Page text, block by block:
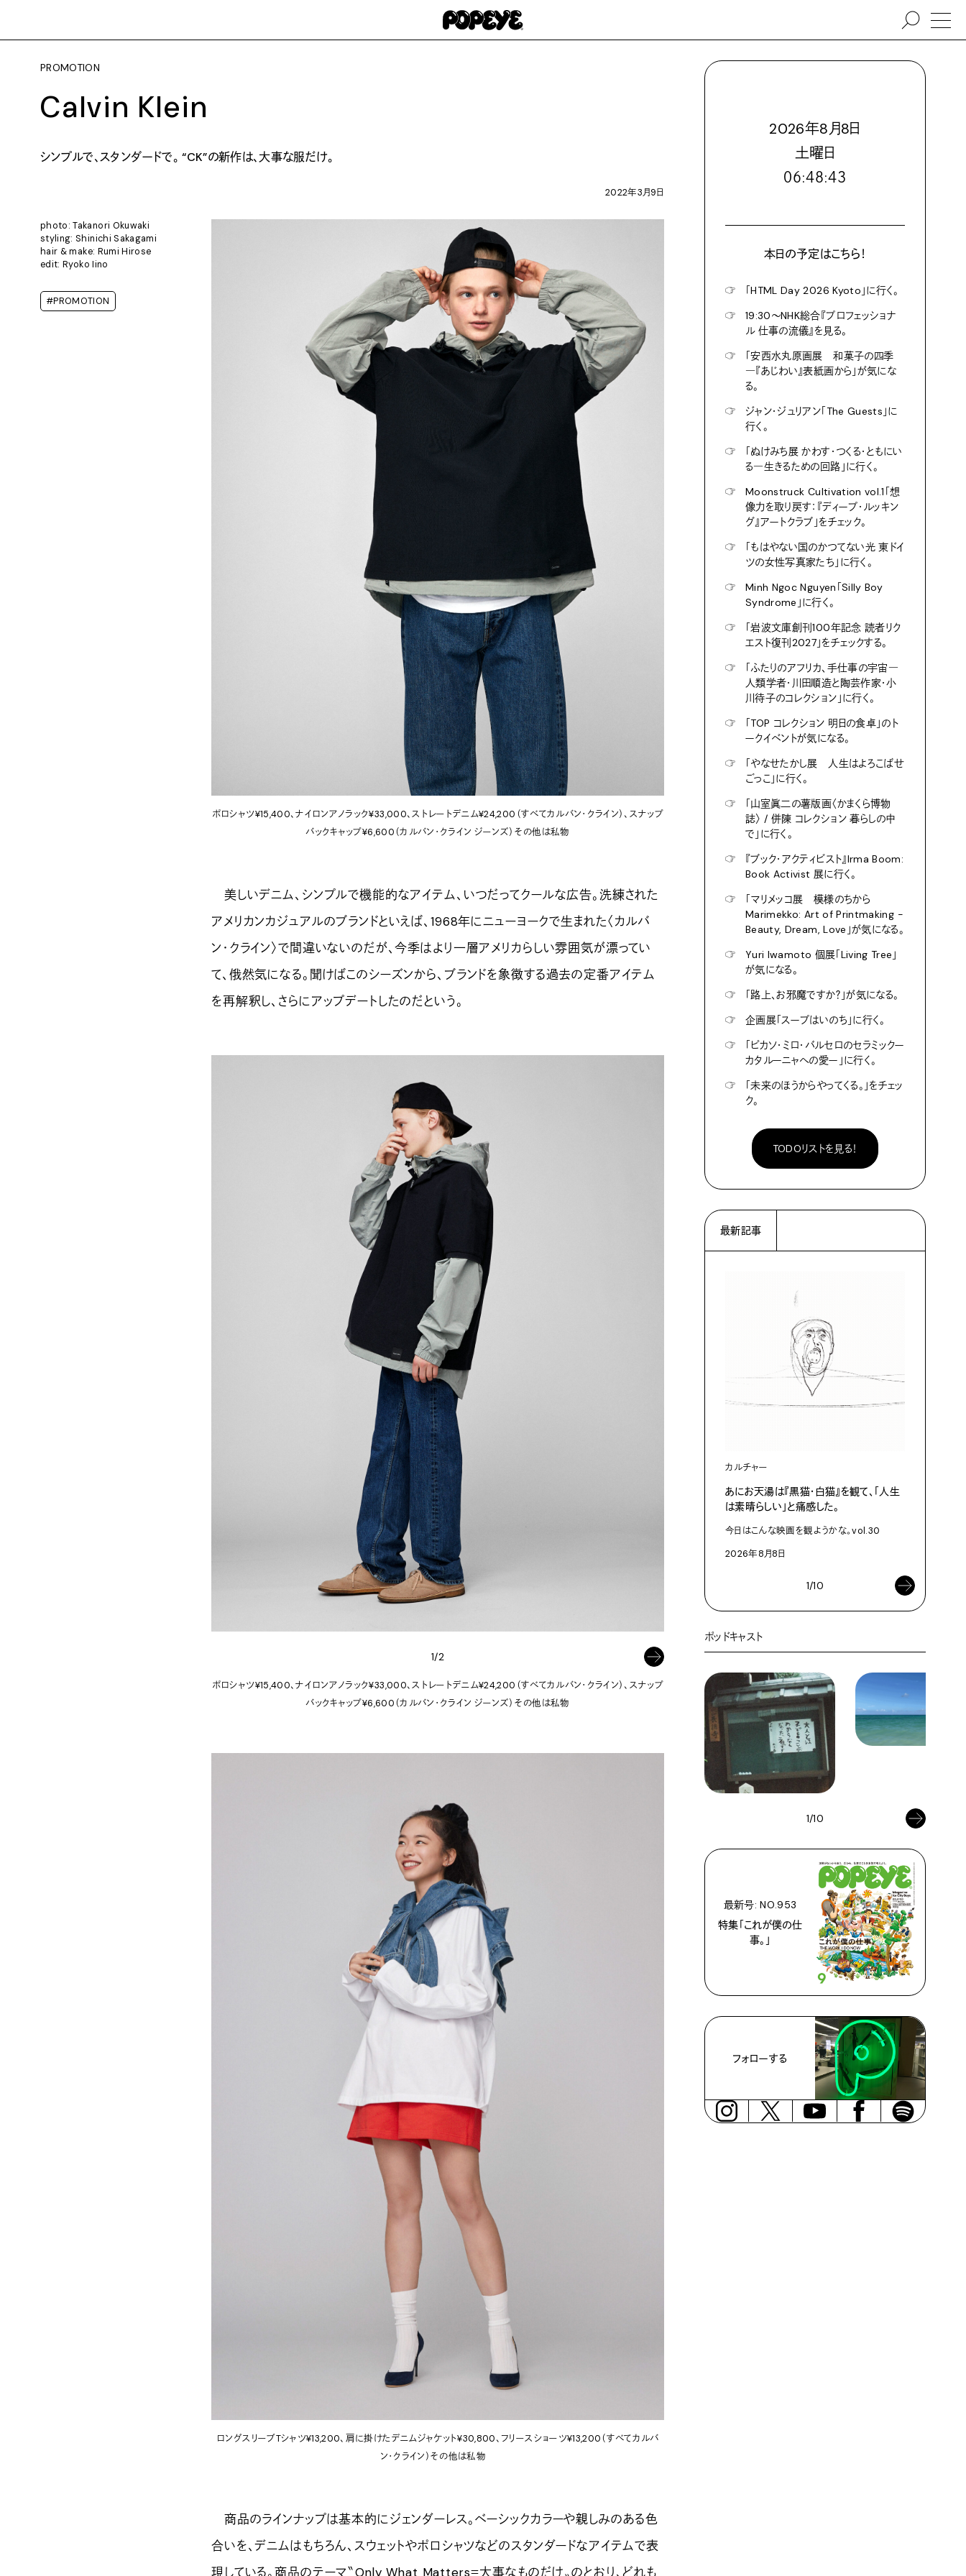
PROMOTION
Calvin Klein
シンプルで、スタンダードで。 “CK”の新作は、大事な服だけ。
2022年3月9日
photo: Takanori Okuwaki
styling: Shinichi Sakagami
hair & make: Rumi Hirose
edit: Ryoko Iino
#PROMOTION
ポロシャツ¥15,400、ナイロンアノラック¥33,000、ストレートデニム¥24,200（すべてカルバン・クライン）、スナップ
バックキャップ¥6,600（カルバン・クライン ジーンズ）その他は私物
美しいデニム、シンプルで機能的なアイテム、いつだってクールな広告。洗練された
アメリカンカジュアルのブランドといえば、1968年にニューヨークで生まれた〈カルバ
ン・クライン〉で間違いないのだが、今季はより一層アメリカらしい雰囲気が漂ってい
て、俄然気になる。聞けばこのシーズンから、ブランドを象徴する過去の定番アイテム
を再解釈し、さらにアップデートしたのだという。
1/2
ポロシャツ¥15,400、ナイロンアノラック¥33,000、ストレートデニム¥24,200（すべてカルバン・クライン）、スナップ
バックキャップ¥6,600（カルバン・クライン ジーンズ）その他は私物
ロングスリーブTシャツ¥13,200、肩に掛けたデニムジャケット¥30,800、フリースショーツ¥13,200（すべてカルバ
ン・クライン）その他は私物
商品のラインナップは基本的にジェンダーレス。ベーシックカラーや親しみのある色
合いを、デニムはもちろん、スウェットやポロシャツなどのスタンダードなアイテムで表
現している。商品のテーマ〝Only What Matters＝大事なものだけ〟のとおり、どれも
2026年8月8日
土曜日
０６:４８:４５
本日の予定はこちら！
☞
「HTML Day 2026 Kyoto」に行く。
☞
19:30〜NHK総合『プロフェッショナ
ル 仕事の流儀』を見る。
☞
「安西水丸原画展 和菓子の四季
―『あじわい』表紙画から」が気にな
る。
☞
ジャン・ジュリアン「The Guests」に
行く。
☞
「ぬけみち展 かわす・つくる・ともにい
る―生きるための回路」に行く。
☞
Moonstruck Cultivation vol.1「想
像力を取り戻す：『ディープ・ルッキン
グ』アートクラブ」をチェック。
☞
「もはやない国のかつてない光 東ドイ
ツの女性写真家たち」に行く。
☞
Minh Ngoc Nguyen「Silly Boy
Syndrome」に行く。
☞
「岩波文庫創刊100年記念 読者リク
エスト復刊2027」をチェックする。
☞
「ふたりのアフリカ、手仕事の宇宙―
人類学者・川田順造と陶芸作家・小
川待子のコレクション」に行く。
☞
「TOP コレクション 明日の食卓」のト
ークイベントが気になる。
☞
「やなせたかし展 人生はよろこばせ
ごっこ」に行く。
☞
「山室眞二の薯版画〈かまくら博物
誌〉 / 併陳 コレクション 暮らしの中
で」に行く。
☞
『ブック・アクティビスト』Irma Boom:
Book Activist 展に行く。
☞
「マリメッコ展 模様のちから
Marimekko: Art of Printmaking -
Beauty, Dream, Love」が気になる。
☞
Yuri Iwamoto 個展「Living Tree」
が気になる。
☞
「路上、お邪魔ですか？」が気になる。
☞
企画展「スープはいのち」に行く。
☞
「ピカソ・ミロ・バルセロのセラミックー
カタルーニャへの愛ー」に行く。
☞
「未来のほうからやってくる。」をチェッ
ク。
TODOリストを見る！
最新記事
カルチャー
あにお天湯は『黒猫・白猫』を観て、「人生
は素晴らしい」と痛感した。
今日はこんな映画を観ようかな。vol.30
2026年8月8日
1/10
ポッドキャスト
1/10
最新号: NO.953
特集「これが僕の仕
事。」
フォローする